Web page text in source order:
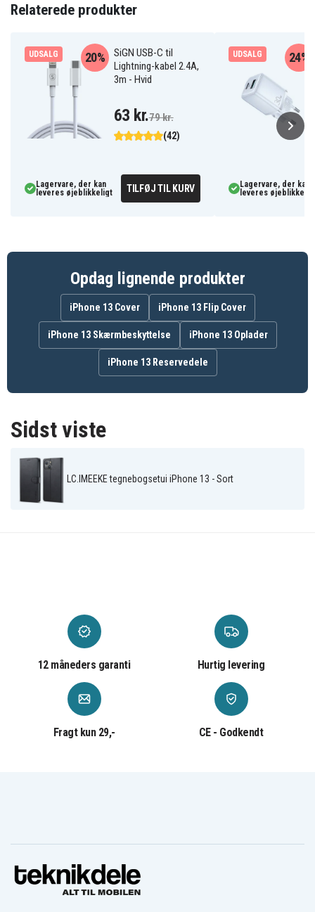
Relaterede produkter
UDSALG
SiGN USB-C til
Lightning-kabel 2.4A,
3m - Hvid
(42)
20%
63 kr.79 kr.
Lagervare, der kan
leveres øjeblikkeligt
TILFØJ TIL KURV
UDSALG 24%
Lagervare, der kan
leveres
Opdag lignende produkter
iPhone 13 Cover iPhone 13 Flip Cover
iPhone 13 Skærmbeskyttelse iPhone 13 Oplader
iPhone 13 Reservedele
Sidst viste
LC.IMEEKE tegnebogsetui iPhone 13 - Sort
12 måneders garanti Hurtig levering
Fragt kun 29,- CE - Godkendt